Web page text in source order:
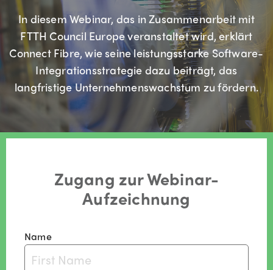
In diesem Webinar, das in Zusammenarbeit mit
FTTH Council Europe veranstaltet wird, erklärt
Connect Fibre, wie seine leistungsstarke Software-
Integrationsstrategie dazu beiträgt, das
langfristige Unternehmenswachstum zu fördern.
Zugang zur Webinar-
Aufzeichnung
Name